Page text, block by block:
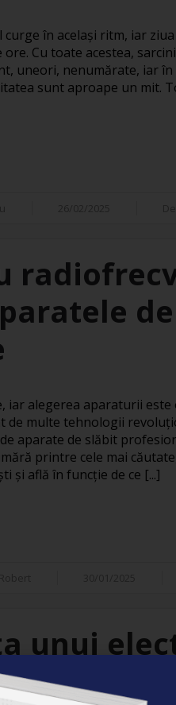
în același ritm, iar
Cu toate acestea,
uneori, nenumărate, iar
sunt aproape un mit.
iar alegerea aparaturii este
de multe tehnologii
aparate de slăbit
printre cele mai
și află în funcție de ce [...]
unui